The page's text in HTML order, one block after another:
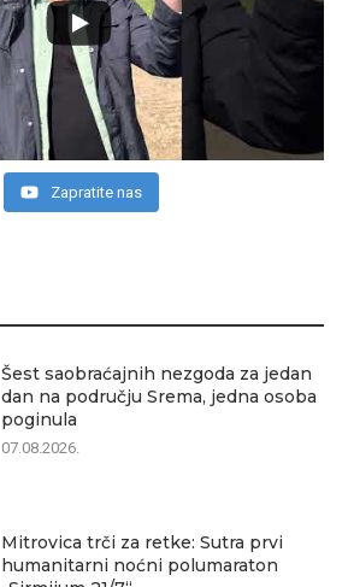
Šest saobraćajnih nezgoda za jedan
dan na području Srema, jedna osoba
poginula
07.08.2026.
Mitrovica trči za retke: Sutra prvi
humanitarni noćni polumaraton
Zapratite nas